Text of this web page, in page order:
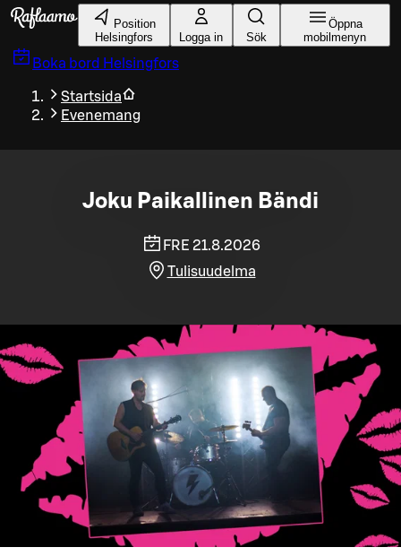
Gå till huvudinnehållet
Position
Helsingfors
Logga in Sök
Öppna
mobilmenyn
Boka bord Helsingfors
Startsida
Evenemang
Joku Paikallinen Bändi
FRE 21.8.2026
Tulisuudelma